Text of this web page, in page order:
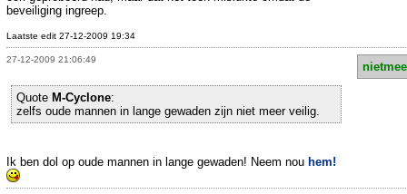
beveiliging ingreep.
Laatste edit 27-12-2009 19:34
27-12-2009 21:06:49
Quote M-Cyclone:
zelfs oude mannen in lange gewaden zijn niet meer veilig.
Ik ben dol op oude mannen in lange gewaden! Neem nou hem!